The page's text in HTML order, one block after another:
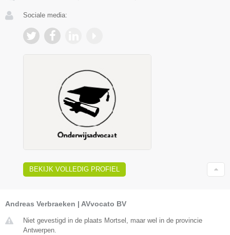
Sociale media:
BEKIJK VOLLEDIG PROFIEL
Andreas Verbraeken | AVvocato BV
Niet gevestigd in de plaats Mortsel, maar wel in de provincie
Antwerpen.